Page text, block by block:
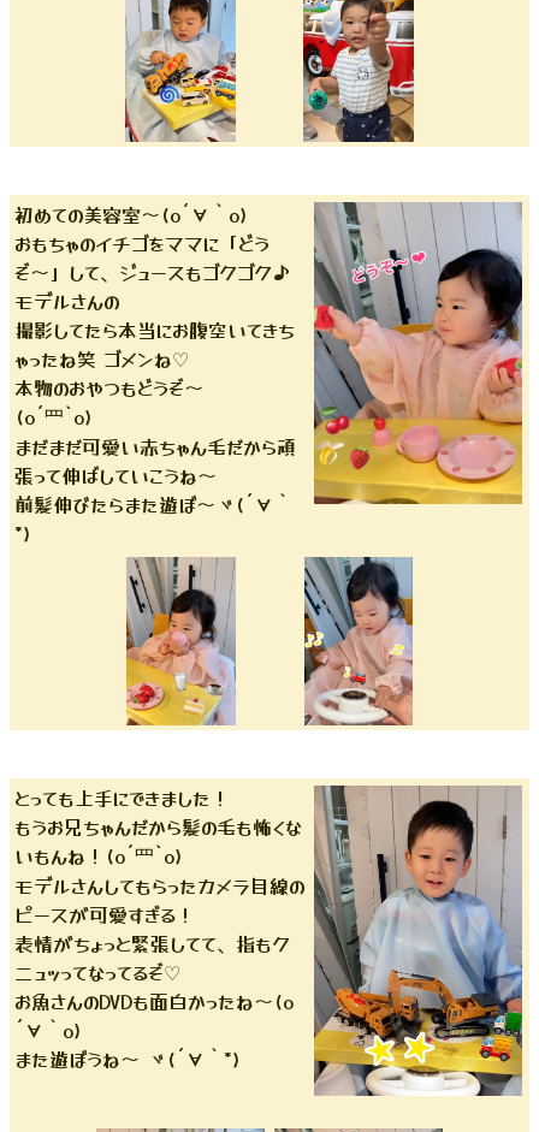
初めての美容室〜(o´∀｀o)
おもちゃのイチゴをママに「どう
ぞ〜」して、ジュースもゴクゴク♪
モデルさんの
撮影してたら本当にお腹空いてきち
ゃったね笑 ゴメンね♡
本物のおやつもどうぞ〜
(o´罒`o)
まだまだ可愛い赤ちゃん毛だから頑
張って伸ばしていこうね〜
前髪伸びたらまた遊ぼ〜ヾ(´∀｀
*)
とっても上手にできました！
もうお兄ちゃんだから髪の毛も怖くな
いもんね！(o´罒`o)
モデルさんしてもらったカメラ目線の
ピースが可愛すぎる！
表情がちょっと緊張してて、指もク
ニュッってなってるぞ♡
お魚さんのDVDも面白かったね〜(o
´∀｀o)
また遊ぼうね〜 ヾ(´∀｀*)